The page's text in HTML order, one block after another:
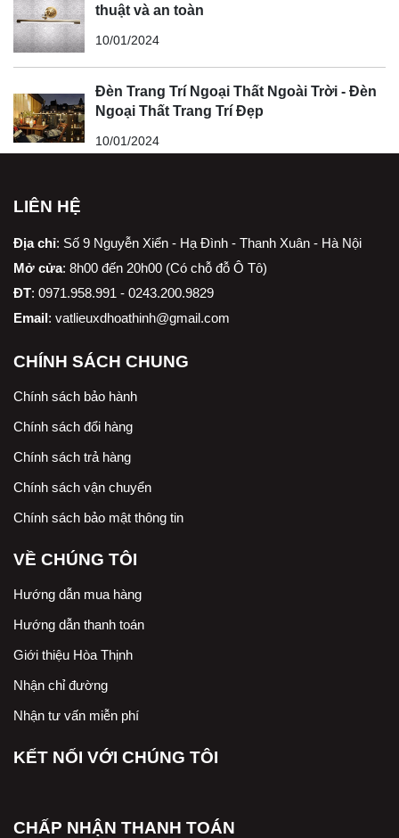
thuật và an toàn
10/01/2024
Đèn Trang Trí Ngoại Thất Ngoài Trời - Đèn
Ngoại Thất Trang Trí Đẹp
10/01/2024
LIÊN HỆ
Địa chỉ: Số 9 Nguyễn Xiển - Hạ Đình - Thanh Xuân - Hà Nội
Mở cửa: 8h00 đến 20h00 (Có chỗ đỗ Ô Tô)
ĐT: 0971.958.991 - 0243.200.9829
Email: vatlieuxdhoathinh@gmail.com
CHÍNH SÁCH CHUNG
Chính sách bảo hành
Chính sách đổi hàng
Chính sách trả hàng
Chính sách vận chuyển
Chính sách bảo mật thông tin
VỀ CHÚNG TÔI
Hướng dẫn mua hàng
Hướng dẫn thanh toán
Giới thiệu Hòa Thịnh
Nhận chỉ đường
Nhận tư vấn miễn phí
KẾT NỐI VỚI CHÚNG TÔI
CHẤP NHẬN THANH TOÁN